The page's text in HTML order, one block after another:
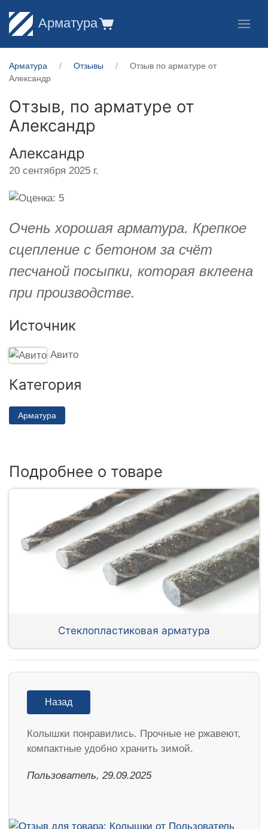
Арматура
Арматура Отзывы
Отзыв по арматуре от
Александр
Отзыв, по арматуре от
Александр
Александр
20 сентября 2025 г.
Очень хорошая арматура. Крепкое
сцепление с бетоном за счёт
песчаной посыпки, которая вклеена
при производстве.
Источник
Авито
Категория
Арматура
Подробнее о товаре
Стеклопластиковая арматура
Назад
Колышки понравились. Прочные не ржавеют,
компактные удобно хранить зимой.
Пользователь, 29.09.2025